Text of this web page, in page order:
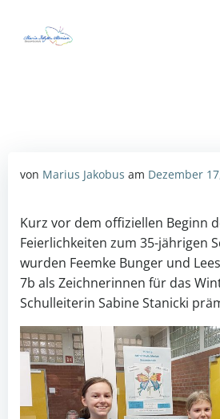
von Marius Jakobus am Dezember
Kurz vor dem offiziellen Beginn
Feierlichkeiten zum 35-jährigen
wurden Feemke Bunger und
7b als Zeichnerinnen für das
Schulleiterin Sabine Stanicki